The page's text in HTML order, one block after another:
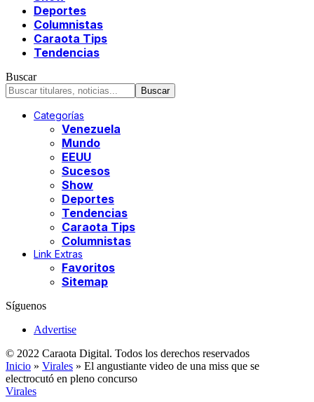
Deportes
Columnistas
Caraota Tips
Tendencias
Buscar
Categorías
Venezuela
Mundo
EEUU
Sucesos
Show
Deportes
Tendencias
Caraota Tips
Columnistas
Link Extras
Favoritos
Sitemap
Síguenos
Advertise
© 2022 Caraota Digital. Todos los derechos reservados
Inicio » Virales » El angustiante video de una miss que se
electrocutó en pleno concurso
Virales